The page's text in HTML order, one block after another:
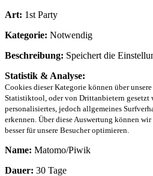
Art: 1st Party
Kategorie: Notwendig
Beschreibung: Speichert die
Statistik & Analyse:
Cookies dieser Kategorie können über
Statistiktool, oder von Drittanbietern gesetzt
personalisiertes, jedoch allgemeines
erkennen. Über diese Auswertung können
besser für unsere Besucher optimieren.
Name: Matomo/Piwik
Dauer: 30 Tage